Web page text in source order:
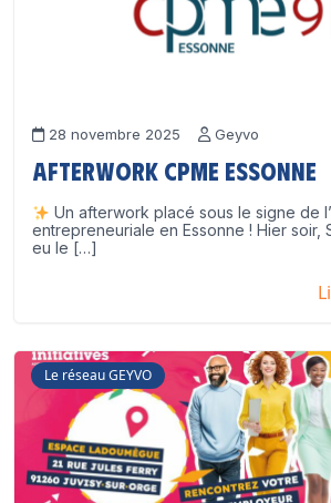
28 novembre 2025 Geyvo
Afterwork CPME Essonne
Un afterwork placé sous le signe de
entrepreneuriale en Essonne ! Hier soir,
eu le […]
Le réseau GEYVO